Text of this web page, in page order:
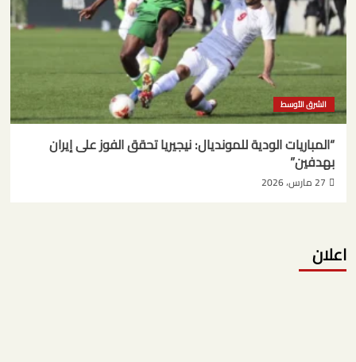
الشرق الأوسط
“المباريات الودية للمونديال: نيجيريا تحقق الفوز على إيران
بهدفين”
27 مارس، 2026
اعلان